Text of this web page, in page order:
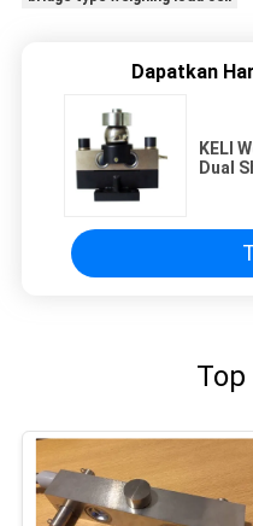
Dapatkan
KELI
Dual